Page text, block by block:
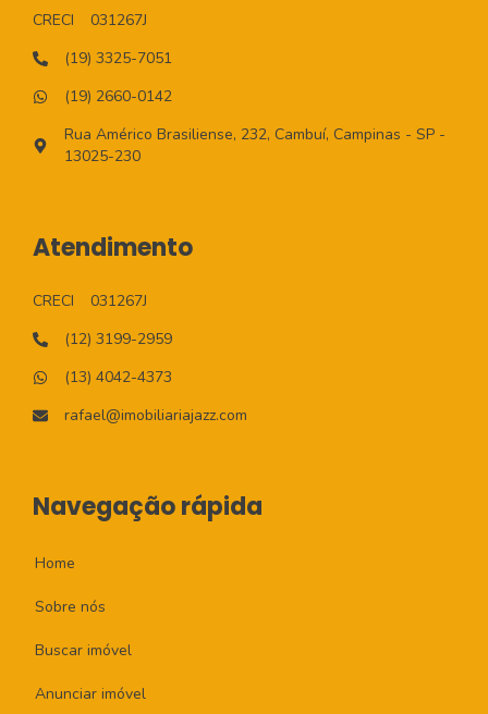
CRECI
031267J
(19) 3325-7051
(19) 2660-0142
Rua Américo Brasiliense, 232, Cambuí, Campinas - SP -
13025-230
Atendimento
CRECI
031267J
(12) 3199-2959
(13) 4042-4373
rafael@imobiliariajazz.com
Navegação rápida
Home
Sobre nós
Buscar imóvel
Anunciar imóvel